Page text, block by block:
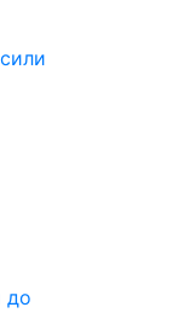
до